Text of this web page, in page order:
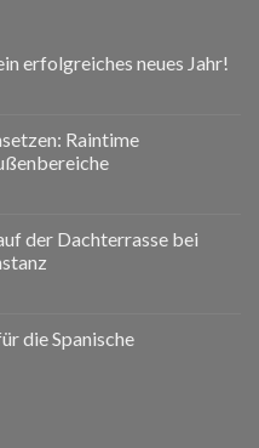
erfolgreiches neues Jahr!
Raintime
der Dachterrasse bei
die Spanische